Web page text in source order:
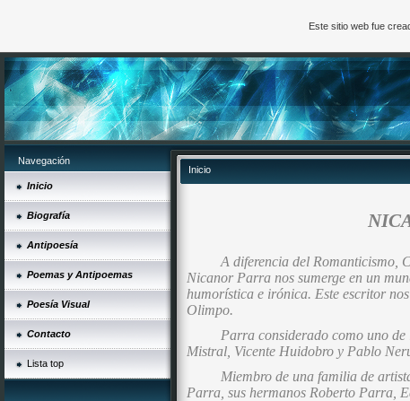
Navegación
Inicio
Biografía
Antipoesía
Poemas y Antipoemas
Poesía Visual
Contacto
Lista top
Inicio
A diferencia del Romanticismo,
Nicanor Parra nos sumerge en un
humorística e irónica. Este escritor
Olimpo.
Parra considerado como uno
Mistral, Vicente Huidobro y Pablo
Miembro de una familia de
Parra, sus hermanos Roberto Parra,
Este sitio web fue